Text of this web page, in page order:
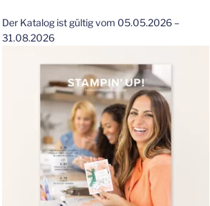
Der Katalog ist gültig vom 05.05.2026 –
31.08.2026